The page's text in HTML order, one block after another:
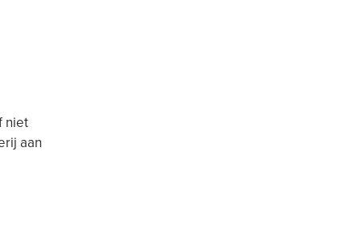
niet
aan